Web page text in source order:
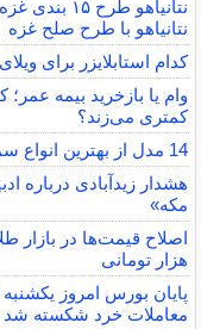
نتانیاهو
نتانیاهو با طرح صلح غزه
کدام استابلایزر برای
وام یا بازخرید بیمه
کمتری می‌زند؟
14 مدل از بهترین انواع سمعک مناسب کم شنوایی شدت بالا
هشدار زیدآبادی درباره
مکه»
هزار تومانی
معاملات خرد شکسته شد